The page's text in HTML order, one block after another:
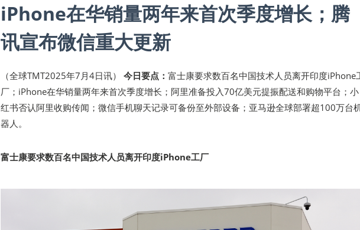
iPhone在华销量两年来首次季度增长；腾
讯宣布微信重大更新
（全球TMT2025年7月4日讯） 今日要点： 富士康要求数百名中国技术人员离开印度iPhone
厂；iPhone在华销量两年来首次季度增长；阿里准备投入70亿美元提振配送和购物平台；小
红书否认阿里收购传闻；微信手机聊天记录可备份至外部设备；亚马逊全球部署超100万台
器人。
富士康要求数百名中国技术人员离开印度iPhone工厂